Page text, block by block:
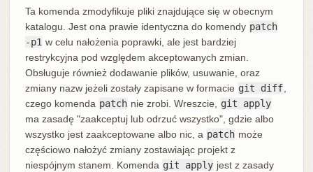
Ta komenda zmodyfikuje pliki znajdujące się w obecnym
katalogu. Jest ona prawie identyczna do komendy patch
-p1 w celu nałożenia poprawki, ale jest bardziej
restrykcyjna pod względem akceptowanych zmian.
Obsługuje również dodawanie plików, usuwanie, oraz
zmiany nazw jeżeli zostały zapisane w formacie git diff
czego komenda patch nie zrobi. Wreszcie,
git apply
ma zasadę "zaakceptuj lub odrzuć wszystko", gdzie albo
wszystko jest zaakceptowane albo nic, a patch może
częściowo nałożyć zmiany zostawiając projekt z
niespójnym stanem. Komenda git apply jest z zasady